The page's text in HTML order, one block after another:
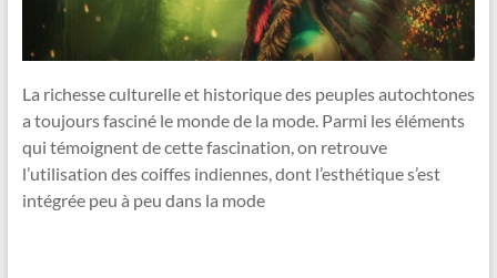
La richesse culturelle et historique des peuples autochtones
a toujours fasciné le monde de la mode. Parmi les éléments
qui témoignent de cette fascination, on retrouve
l’utilisation des coiffes indiennes, dont l’esthétique s’est
intégrée peu à peu dans la mode